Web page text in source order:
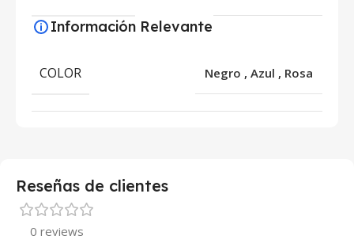
Información Relevante
COLOR Negro , Azul , Rosa
Reseñas de clientes
0 reviews